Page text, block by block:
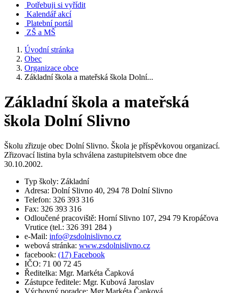
Potřebuji si vyřídit
Kalendář akcí
Platební portál
ZŠ a MŠ
Úvodní stránka
Obec
Organizace obce
Základní škola a mateřská škola Dolní...
Základní škola a mateřská
škola Dolní Slivno
Školu zřizuje obec Dolní Slivno. Škola je příspěvkovou organizací.
Zřizovací listina byla schválena zastupitelstvem obce dne
30.10.2002.
Typ školy: Základní
Adresa: Dolní Slivno 40, 294 78 Dolní Slivno
Telefon: 326 393 316
Fax: 326 393 316
Odloučené pracoviště: Horní Slivno 107, 294 79 Kropáčova
Vrutice (tel.: 326 391 284 )
e-Mail: info@zsdolnislivno.cz
webová stránka: www.zsdolnislivno.cz
facebook: (17) Facebook
IČO: 71 00 72 45
Ředitelka: Mgr. Markéta Čapková
Zástupce ředitele: Mgr. Kubová Jaroslav
Výchovný poradce: Mgr.Markéta Čapková